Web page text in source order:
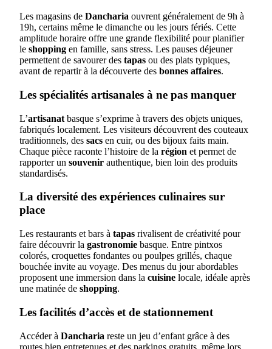
Les magasins de Dancharia ouvrent généralement de 9h à
19h, certains même le dimanche ou les jours fériés. Cette
amplitude horaire offre une grande flexibilité pour planifier
le shopping en famille, sans stress. Les pauses déjeuner
permettent de savourer des tapas ou des plats typiques,
avant de repartir à la découverte des bonnes affaires.
Les spécialités artisanales à ne pas manquer
L’artisanat basque s’exprime à travers des objets uniques,
fabriqués localement. Les visiteurs découvrent des couteaux
traditionnels, des sacs en cuir, ou des bijoux faits main.
Chaque pièce raconte l’histoire de la région et permet de
rapporter un souvenir authentique, bien loin des produits
standardisés.
La diversité des expériences culinaires sur
place
Les restaurants et bars à tapas rivalisent de créativité pour
faire découvrir la gastronomie basque. Entre pintxos
colorés, croquettes fondantes ou poulpes grillés, chaque
bouchée invite au voyage. Des menus du jour abordables
proposent une immersion dans la cuisine locale, idéale après
une matinée de shopping.
Les facilités d’accès et de stationnement
Accéder à Dancharia reste un jeu d’enfant grâce à des
routes bien entretenues et des parkings gratuits, même lors